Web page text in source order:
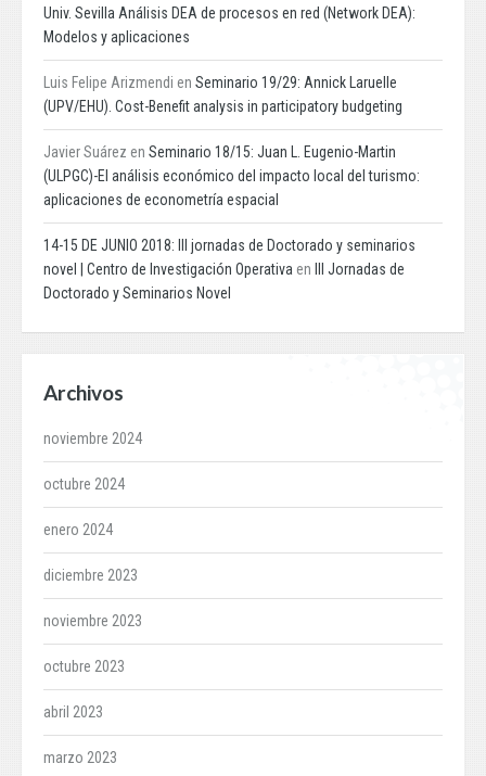
Univ. Sevilla Análisis DEA de procesos en red (Network DEA):
Modelos y aplicaciones
Luis Felipe Arizmendi en Seminario 19/29: Annick Laruelle
(UPV/EHU). Cost-Benefit analysis in participatory budgeting
Javier Suárez en Seminario 18/15: Juan L. Eugenio-Martin
(ULPGC)-El análisis económico del impacto local del turismo:
aplicaciones de econometría espacial
14-15 DE JUNIO 2018: III jornadas de Doctorado y seminarios
novel | Centro de Investigación Operativa en
III Jornadas de
Doctorado y Seminarios Novel
Archivos
noviembre 2024
octubre 2024
enero 2024
diciembre 2023
noviembre 2023
octubre 2023
abril 2023
marzo 2023